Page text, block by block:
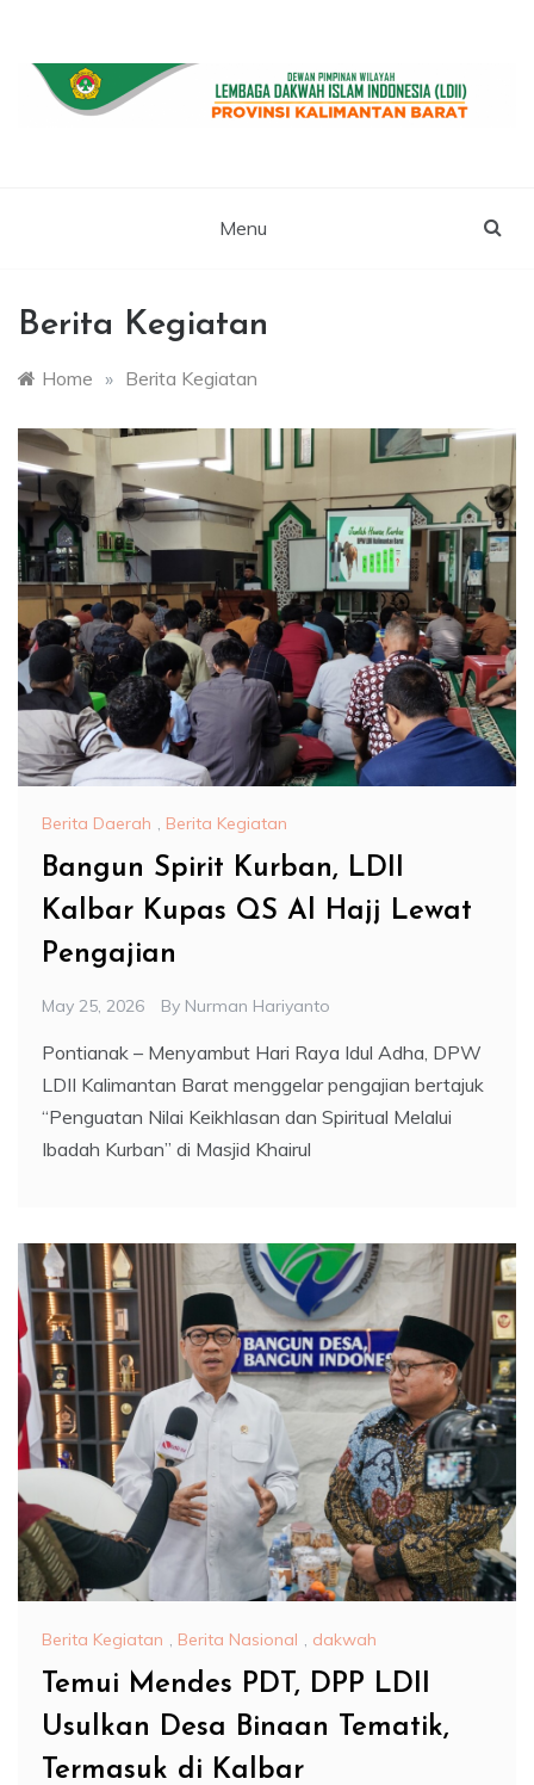
content
KALIMANTAN
BARAT
Menu
Berita Kegiatan
Home » Berita Kegiatan
Berita Daerah , Berita Kegiatan
Bangun Spirit Kurban, LDII
Kalbar Kupas QS Al Hajj Lewat
Pengajian
May 25, 2026 By Nurman Hariyanto
Pontianak – Menyambut Hari Raya Idul Adha, DPW
LDII Kalimantan Barat menggelar pengajian bertajuk
“Penguatan Nilai Keikhlasan dan Spiritual Melalui
Ibadah Kurban” di Masjid Khairul
Berita Kegiatan , Berita Nasional , dakwah
Temui Mendes PDT, DPP LDII
Usulkan Desa Binaan Tematik,
Termasuk di Kalbar